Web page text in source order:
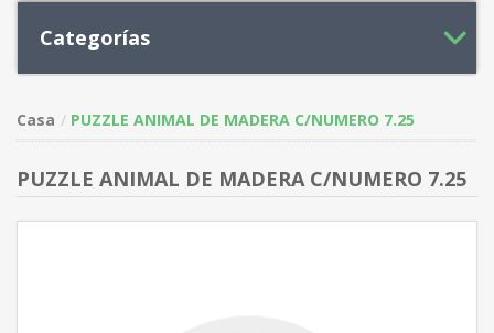
Categorías
Casa PUZZLE ANIMAL DE MADERA C/NUMERO 7.25
PUZZLE ANIMAL DE MADERA C/NUMERO 7.25